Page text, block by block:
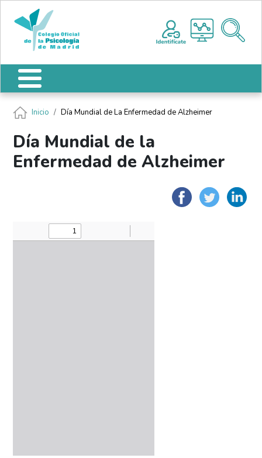
este
incluye
sistema
accesibilidad.
Pasar al contenido principal
Ruta de navegación
Inicio Día Mundial de La Enfermedad de Alzheimer
Día Mundial de la
Enfermedad de Alzheimer